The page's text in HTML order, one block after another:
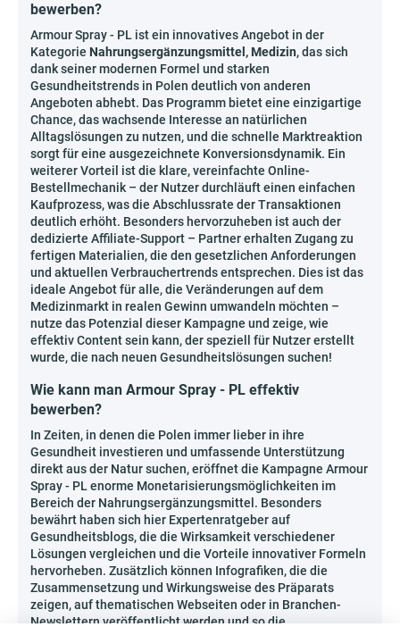
bewerben?
Armour Spray - PL ist ein innovatives Angebot in der
Kategorie Nahrungsergänzungsmittel, Medizin, das sich
dank seiner modernen Formel und starken
Gesundheitstrends in Polen deutlich von anderen
Angeboten abhebt. Das Programm bietet eine einzigartige
Chance, das wachsende Interesse an natürlichen
Alltagslösungen zu nutzen, und die schnelle Marktreaktion
sorgt für eine ausgezeichnete Konversionsdynamik. Ein
weiterer Vorteil ist die klare, vereinfachte Online-
Bestellmechanik – der Nutzer durchläuft einen einfachen
Kaufprozess, was die Abschlussrate der Transaktionen
deutlich erhöht. Besonders hervorzuheben ist auch der
dedizierte Affiliate-Support – Partner erhalten Zugang zu
fertigen Materialien, die den gesetzlichen Anforderungen
und aktuellen Verbrauchertrends entsprechen. Dies ist das
ideale Angebot für alle, die Veränderungen auf dem
Medizinmarkt in realen Gewinn umwandeln möchten –
nutze das Potenzial dieser Kampagne und zeige, wie
effektiv Content sein kann, der speziell für Nutzer erstellt
wurde, die nach neuen Gesundheitslösungen suchen!
Wie kann man Armour Spray - PL effektiv
bewerben?
In Zeiten, in denen die Polen immer lieber in ihre
Gesundheit investieren und umfassende Unterstützung
direkt aus der Natur suchen, eröffnet die Kampagne Armour
Spray - PL enorme Monetarisierungsmöglichkeiten im
Bereich der Nahrungsergänzungsmittel. Besonders
bewährt haben sich hier Expertenratgeber auf
Gesundheitsblogs, die die Wirksamkeit verschiedener
Lösungen vergleichen und die Vorteile innovativer Formeln
hervorheben. Zusätzlich können Infografiken, die die
Zusammensetzung und Wirkungsweise des Präparats
zeigen, auf thematischen Webseiten oder in Branchen-
Newslettern veröffentlicht werden und so die